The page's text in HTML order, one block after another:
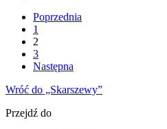
Poprzednia
1
2
3
Następna
Wróć do „Skarszewy”
Przejdź do